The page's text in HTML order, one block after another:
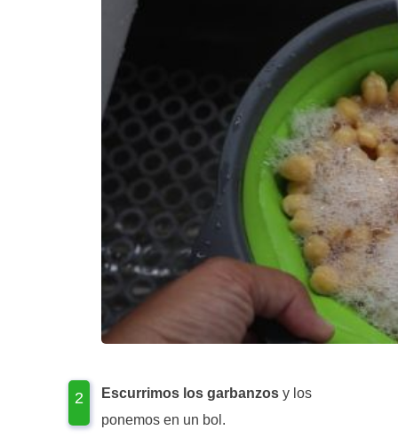
Escurrimos los garbanzos y los
ponemos en un bol.